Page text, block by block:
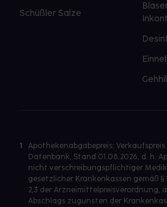
Schüßler Salze
1
Apothekenabgabepreis: Verkaufspreis
Datenbank, Stand 01.08.2026, d. h.
nicht verschreibungspflichtiger
gesetzlicher Krankenkassen gemäß §
2,3 der Arzneimittelpreisverordnung,
Abschlags zugunsten der